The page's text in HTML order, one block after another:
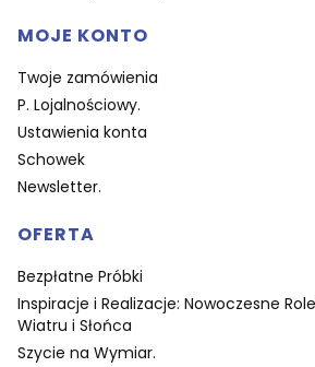
MOJE KONTO
Twoje zamówienia
P. Lojalnościowy.
Ustawienia konta
Schowek
Newsletter.
OFERTA
Bezpłatne Próbki
Inspiracje i Realizacje: Nowoczesne
Wiatru i Słońca
Szycie na Wymiar.